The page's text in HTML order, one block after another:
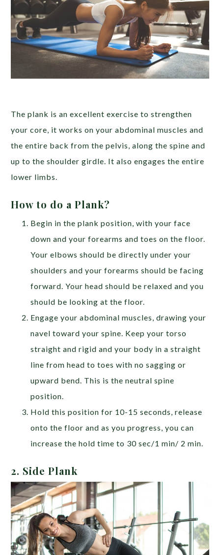
The plank is an excellent exercise to strengthen
your core, it works on your abdominal muscles and
the entire back from the pelvis, along the spine and
up to the shoulder girdle. It also engages the entire
lower limbs.
How to do a Plank?
Begin in the plank position, with your face
down and your forearms and toes on the floor.
Your elbows should be directly under your
shoulders and your forearms should be facing
forward. Your head should be relaxed and you
should be looking at the floor.
Engage your abdominal muscles, drawing your
navel toward your spine. Keep your torso
straight and rigid and your body in a straight
line from head to toes with no sagging or
upward bend. This is the neutral spine
position.
Hold this position for 10-15 seconds, release
onto the floor and as you progress, you can
increase the hold time to 30 sec/1 min/ 2 min.
2. Side Plank